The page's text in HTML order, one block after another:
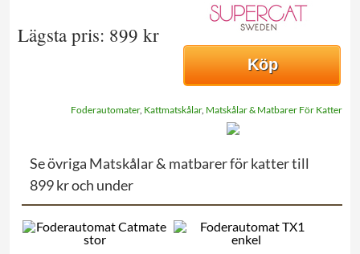
Lägsta pris: 899 kr
Köp
Foderautomater, Kattmatskålar, Matskålar & Matbarer För Katter
Se övriga Matskålar & matbarer för katter till
899 kr och under